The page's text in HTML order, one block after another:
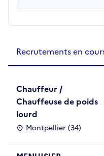
Recrutements en
Chauffeur /
Chauffeuse de poids
lourd
Montpellier (34)